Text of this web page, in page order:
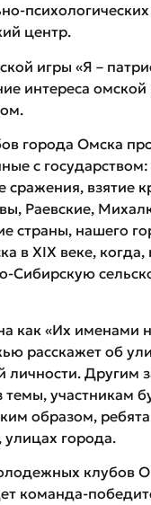
психологических
центр.
игры «Я –
интереса
города Омска
с
сражения, взятие
Раевские,
страны, нашего
в XIX веке, когда,
Сибирскую
как «Их именами
расскажет об
личности. Другим
участникам
образом,
города.
клубов
команда-